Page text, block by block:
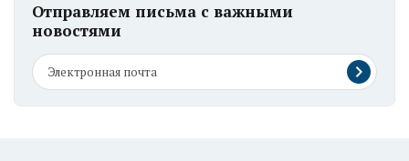
Отправляем письма с важными
новостями